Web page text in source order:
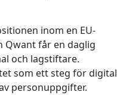
inom en EU-
Qwant får en daglig
och lagstiftare.
som ett steg för digital
personuppgifter.